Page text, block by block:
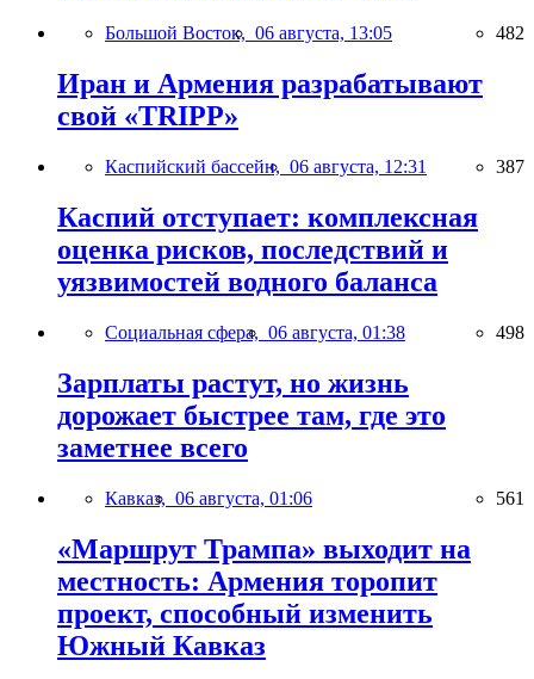
Большой Восток, 06 августа, 13:05 482
Иран и Армения разрабатывают
свой «TRIPP»
Каспийский бассейн, 06 августа, 12:31 387
Каспий отступает: комплексная
оценка рисков, последствий и
уязвимостей водного баланса
Социальная сфера, 06 августа, 01:38 498
Зарплаты растут, но жизнь
дорожает быстрее там, где это
заметнее всего
Кавказ, 06 августа, 01:06 561
«Маршрут Трампа» выходит на
местность: Армения торопит
проект, способный изменить
Южный Кавказ